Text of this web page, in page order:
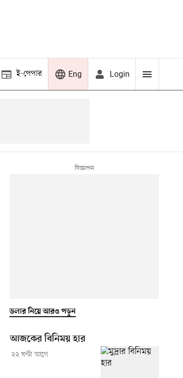
ই-পেপার Eng Login
ডলার নিয়ে আরও পড়ুন
আজকের বিনিময় হার
২২ ঘণ্টা আগে